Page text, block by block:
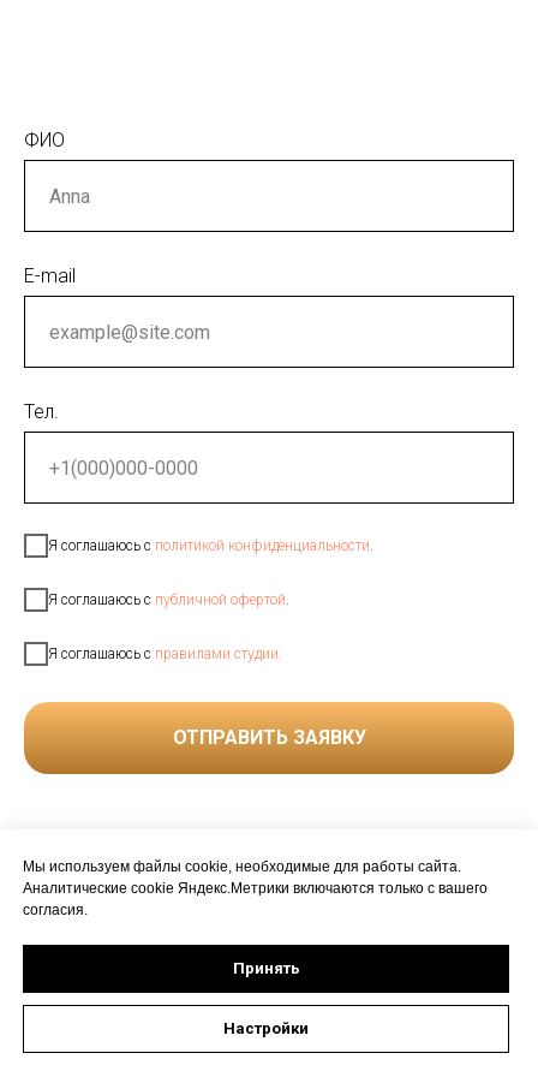
ФИО
E-mail
Тел.
Я соглашаюсь с политикой конфиденциальности
Я соглашаюсь с публичной офертой
Я соглашаюсь с правилами студии.
ОТПРАВИТЬ ЗАЯВКУ
Публичная оферта
Правила студии
Мы используем файлы cookie, необходимые для работы сайта.
Аналитические cookie Яндекс.Метрики включаются только с вашего
согласия.
Принять
Настройки
Made on Tilda